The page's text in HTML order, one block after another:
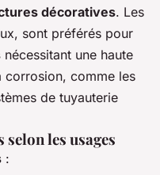
décoratives. Les
sont préférés pour
nécessitant une haute
corrosion, comme les
de tuyauterie
les usages
: